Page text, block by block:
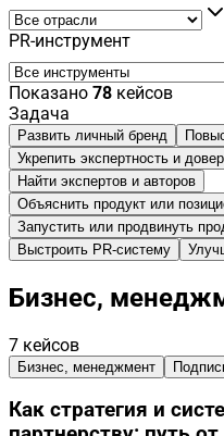
PR-инструмент
Показано 78 кейсов
Задача
Развить личный бренд
Укрепить экспертность и
Найти экспертов и авторов
Объяснить продукт или
Запустить или продвинуть
Выстроить PR-систему
Бизнес,
7 кейсов
Бизнес, менеджмент
Как стратегия и